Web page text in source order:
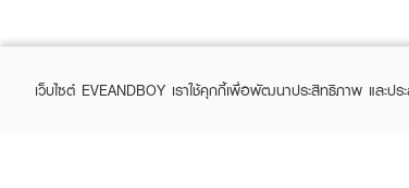
เว็บไซต์ EVEANDBOY เราใช้คุกกี้เพื่อพัฒนาประสิทธิภาพ และ